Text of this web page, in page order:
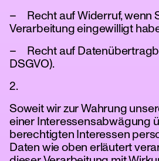
– Recht auf Widerruf, wenn
Verarbeitung eingewilligt
– Recht auf
DSGVO).
2.
Soweit wir zur Wahrung
einer Interessensabwägung
berechtigten Interessen
Daten wie oben erläutert